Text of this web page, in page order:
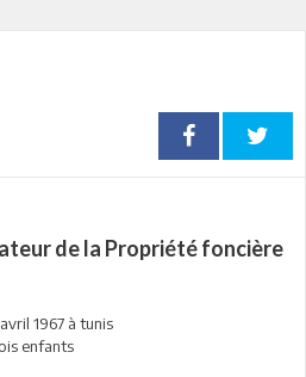
de la Propriété foncière
1967 à tunis
enfants